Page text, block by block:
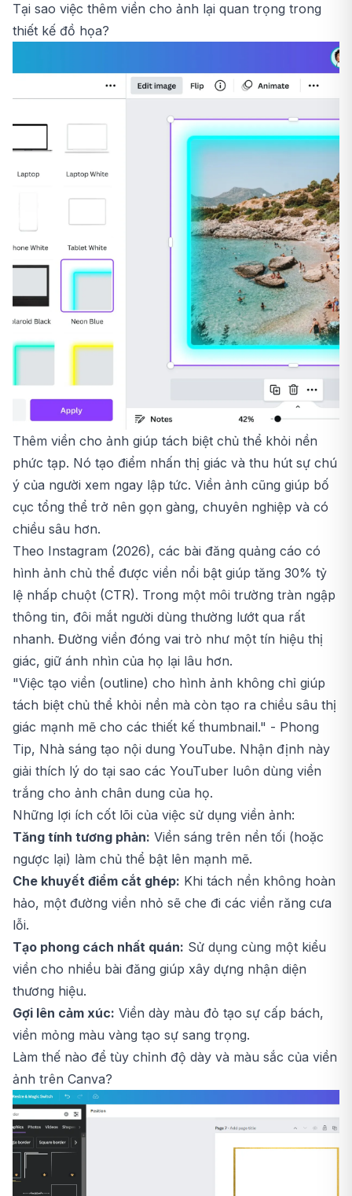
Tại sao việc thêm viền cho ảnh lại quan trọng trong
thiết kế đồ họa?
Thêm viền cho ảnh giúp tách biệt chủ thể khỏi nền
phức tạp. Nó tạo điểm nhấn thị giác và thu hút sự chú
ý của người xem ngay lập tức. Viền ảnh cũng giúp bố
cục tổng thể trở nên gọn gàng, chuyên nghiệp và có
chiều sâu hơn.
Theo Instagram (2026), các bài đăng quảng cáo có
hình ảnh chủ thể được viền nổi bật giúp tăng 30% tỷ
lệ nhấp chuột (CTR). Trong một môi trường tràn ngập
thông tin, đôi mắt người dùng thường lướt qua rất
nhanh. Đường viền đóng vai trò như một tín hiệu thị
giác, giữ ánh nhìn của họ lại lâu hơn.
"Việc tạo viền (outline) cho hình ảnh không chỉ giúp
tách biệt chủ thể khỏi nền mà còn tạo ra chiều sâu thị
giác mạnh mẽ cho các thiết kế thumbnail." - Phong
Tip, Nhà sáng tạo nội dung YouTube. Nhận định này
giải thích lý do tại sao các YouTuber luôn dùng viền
trắng cho ảnh chân dung của họ.
Những lợi ích cốt lõi của việc sử dụng viền ảnh:
Tăng tính tương phản: Viền sáng trên nền tối (hoặc
ngược lại) làm chủ thể bật lên mạnh mẽ.
Che khuyết điểm cắt ghép: Khi tách nền không hoàn
hảo, một đường viền nhỏ sẽ che đi các viền răng cưa
lỗi.
Tạo phong cách nhất quán: Sử dụng cùng một kiểu
viền cho nhiều bài đăng giúp xây dựng nhận diện
thương hiệu.
Gợi lên cảm xúc: Viền dày màu đỏ tạo sự cấp bách,
viền mỏng màu vàng tạo sự sang trọng.
Làm thế nào để tùy chỉnh độ dày và màu sắc của viền
ảnh trên Canva?